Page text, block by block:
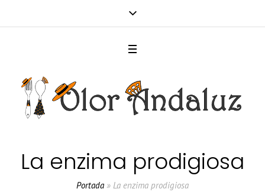
La enzima prodigiosa
Portada » La enzima prodigiosa